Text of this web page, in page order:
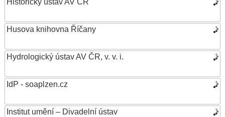
Historický ústav AV ČR
Husova knihovna Říčany
Hydrologický ústav AV ČR, v. v. i.
IdP - soaplzen.cz
Institut umění – Divadelní ústav